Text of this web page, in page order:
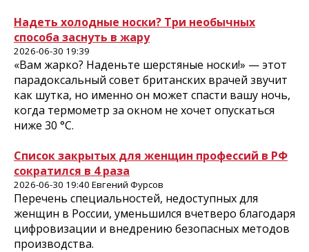
Надеть холодные носки? Три необычных
способа заснуть в жару
2026-06-30 19:39
«Вам жарко? Наденьте шерстяные носки!» — этот
парадоксальный совет британских врачей звучит
как шутка, но именно он может спасти вашу ночь,
когда термометр за окном не хочет опускаться
ниже 30 °C.
Список закрытых для женщин профессий в РФ
сократился в 4 раза
2026-06-30 19:40 Евгений Фурсов
Перечень специальностей, недоступных для
женщин в России, уменьшился вчетверо благодаря
цифровизации и внедрению безопасных методов
производства.